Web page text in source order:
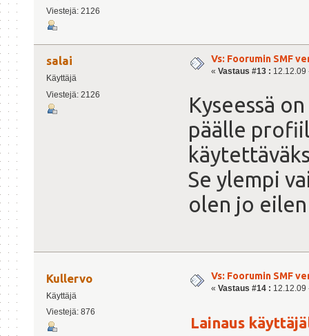
Viestejä: 2126
salai
Käyttäjä
Viestejä: 2126
Vs: Foorumin SMF
« Vastaus #13 : 12.12.09
Kyseessä
päälle
Se ylempi
olen jo
Kullervo
Käyttäjä
Viestejä: 876
Vs: Foorumin SMF
« Vastaus #14 : 12.12.09
Lainaus